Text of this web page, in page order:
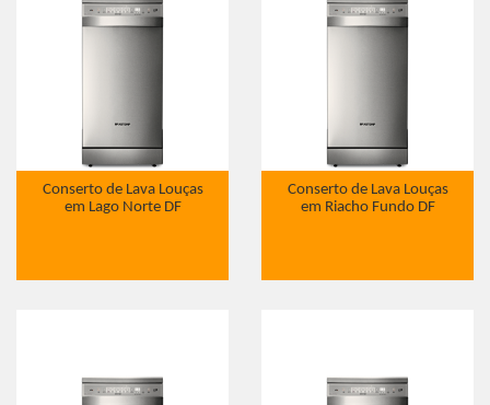
Conserto de Lava Louças
em Lago Norte DF
Conserto de Lava Louças
em Riacho Fundo DF